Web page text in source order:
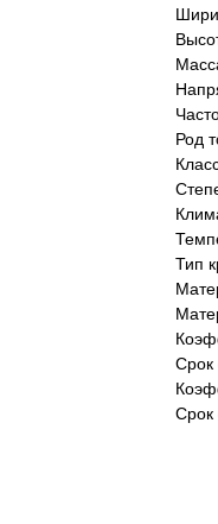
Род
Тип
Срок
Срок